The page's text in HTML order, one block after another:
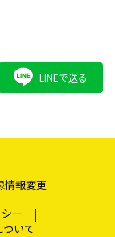
LINEで送る
情報変更
ー
いて